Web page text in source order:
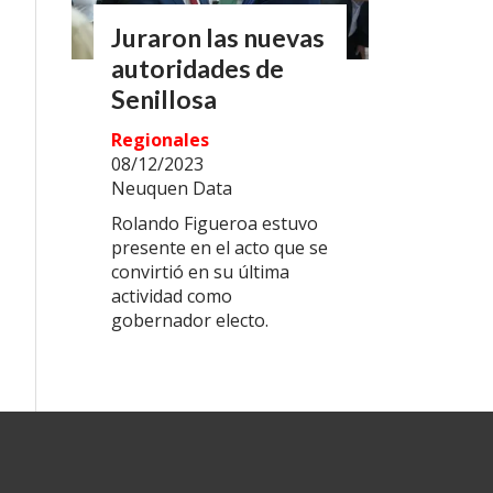
Juraron las nuevas
autoridades de
Senillosa
Neuquen Data
Regionales
08/12/2023
Rolando Figueroa estuvo
presente en el acto que se
convirtió en su última
actividad como
gobernador electo.